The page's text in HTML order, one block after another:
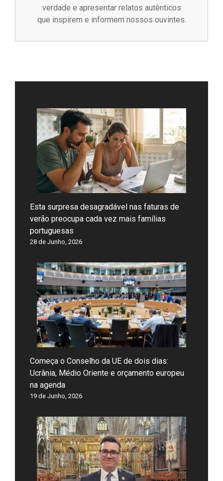
verdade e apresentar relatos autênticos
que inspirem e informem nossos ouvintes.
Esta surpresa desagradável nas faturas de
verão preocupa cada vez mais famílias
portuguesas
28 de Junho, 2026
Começa o Conselho da UE de dois dias:
Ucrânia, Médio Oriente e orçamento europeu
na agenda
19 de Junho, 2026